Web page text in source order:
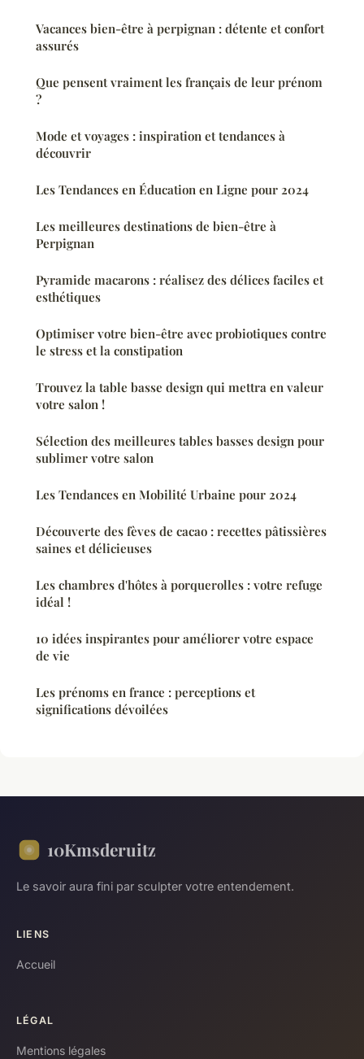
Vacances bien-être à perpignan : détente et confort
assurés
Que pensent vraiment les français de leur prénom
?
Mode et voyages : inspiration et tendances à
découvrir
Les Tendances en Éducation en Ligne pour 2024
Les meilleures destinations de bien-être à
Perpignan
Pyramide macarons : réalisez des délices faciles et
esthétiques
Optimiser votre bien-être avec probiotiques contre
le stress et la constipation
Trouvez la table basse design qui mettra en valeur
votre salon !
Sélection des meilleures tables basses design pour
sublimer votre salon
Les Tendances en Mobilité Urbaine pour 2024
Découverte des fèves de cacao : recettes pâtissières
saines et délicieuses
Les chambres d'hôtes à porquerolles : votre refuge
idéal !
10 idées inspirantes pour améliorer votre espace
de vie
Les prénoms en france : perceptions et
significations dévoilées
10Kmsderuitz
Le savoir aura fini par sculpter votre entendement.
LIENS
Accueil
LÉGAL
Mentions légales